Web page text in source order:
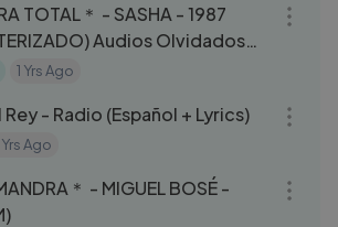
TOTAL＊ - SASHA - 1987
Audios Olvidados
1 Yrs Ago
Rey - Radio (Español + Lyrics)
Yrs Ago
＊ - MIGUEL BOSÉ -